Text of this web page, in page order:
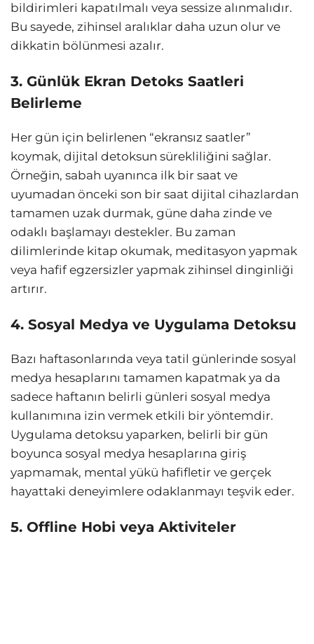
bildirimleri kapatılmalı veya sessize alınmalıdır.
Bu sayede, zihinsel aralıklar daha uzun olur ve
dikkatin bölünmesi azalır.
3. Günlük Ekran Detoks Saatleri
Belirleme
Her gün için belirlenen “ekransız saatler”
koymak, dijital detoksun sürekliliğini sağlar.
Örneğin, sabah uyanınca ilk bir saat ve
uyumadan önceki son bir saat dijital cihazlardan
tamamen uzak durmak, güne daha zinde ve
odaklı başlamayı destekler. Bu zaman
dilimlerinde kitap okumak, meditasyon yapmak
veya hafif egzersizler yapmak zihinsel dinginliği
artırır.
4. Sosyal Medya ve Uygulama Detoksu
Bazı haftasonlarında veya tatil günlerinde sosyal
medya hesaplarını tamamen kapatmak ya da
sadece haftanın belirli günleri sosyal medya
kullanımına izin vermek etkili bir yöntemdir.
Uygulama detoksu yaparken, belirli bir gün
boyunca sosyal medya hesaplarına giriş
yapmamak, mental yükü hafifletir ve gerçek
hayattaki deneyimlere odaklanmayı teşvik eder.
5. Offline Hobi veya Aktiviteler